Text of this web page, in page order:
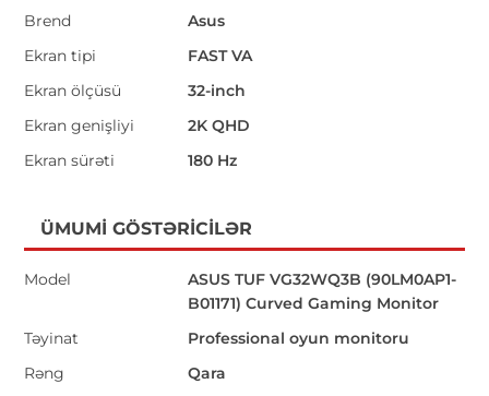
Brend
Asus
Ekran tipi
FAST VA
Ekran ölçüsü
32-inch
Ekran genişliyi
2K QHD
Ekran sürəti
180 Hz
ÜMUMI GÖSTƏRICILƏR
Model
ASUS TUF VG32WQ3B (90LM0AP1-
B01171) Curved Gaming Monitor
Təyinat
Professional oyun monitoru
Rəng
Qara